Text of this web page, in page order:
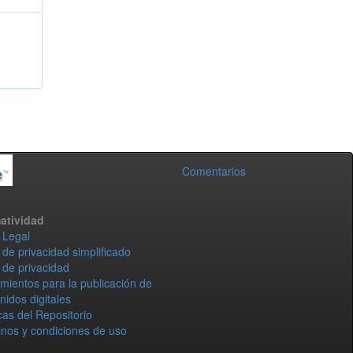
Comentarios
privacidad simplificado
privacidad
para la publicación de
digitales
del Repositorio
y condiciones de uso